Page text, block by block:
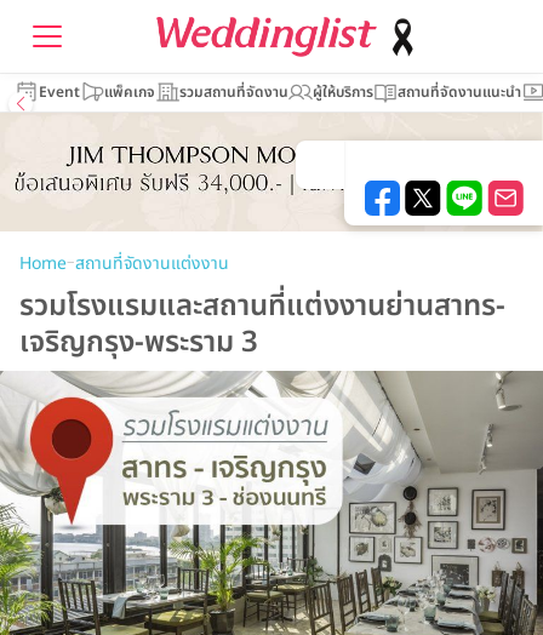
Event แพ็คเกจ รวมสถานที่จัดงาน ผู้ให้บริการ สถานที่จัดงานแนะนำ
Home–สถานที่จัดงานแต่งงาน
รวมโรงแรมและสถานที่แต่งงานย่านสาทร-
เจริญกรุง-พระราม 3